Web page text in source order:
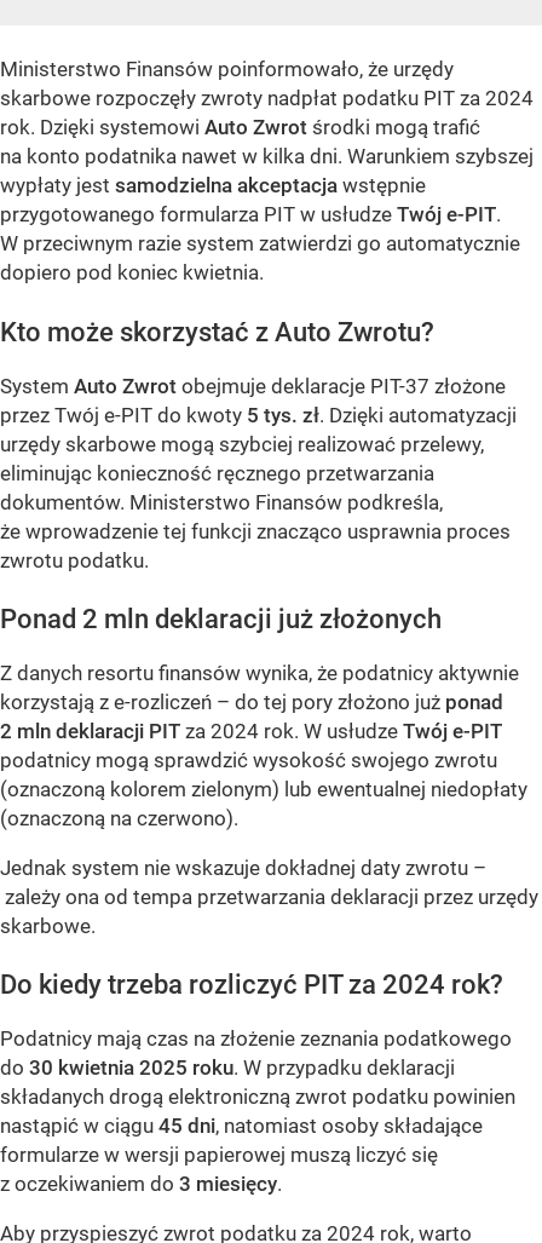
Ministerstwo Finansów poinformowało, że urzędy
skarbowe rozpoczęły zwroty nadpłat podatku PIT za 2024
rok. Dzięki systemowi Auto Zwrot środki mogą trafić
na konto podatnika nawet w kilka dni. Warunkiem szybszej
wypłaty jest samodzielna akceptacja wstępnie
przygotowanego formularza PIT w usłudze Twój e-PIT.
W przeciwnym razie system zatwierdzi go automatycznie
dopiero pod koniec kwietnia.
Kto może skorzystać z Auto Zwrotu?
System Auto Zwrot obejmuje deklaracje PIT-37 złożone
przez Twój e-PIT do kwoty 5 tys. zł. Dzięki automatyzacji
urzędy skarbowe mogą szybciej realizować przelewy,
eliminując konieczność ręcznego przetwarzania
dokumentów. Ministerstwo Finansów podkreśla,
że wprowadzenie tej funkcji znacząco usprawnia proces
zwrotu podatku.
Ponad 2 mln deklaracji już złożonych
Z danych resortu finansów wynika, że podatnicy aktywnie
korzystają z e-rozliczeń – do tej pory złożono już ponad
2 mln deklaracji PIT za 2024 rok. W usłudze Twój e-PIT
podatnicy mogą sprawdzić wysokość swojego zwrotu
(oznaczoną kolorem zielonym) lub ewentualnej niedopłaty
(oznaczoną na czerwono).
Jednak system nie wskazuje dokładnej daty zwrotu –
zależy ona od tempa przetwarzania deklaracji przez urzędy
skarbowe.
Do kiedy trzeba rozliczyć PIT za 2024 rok?
Podatnicy mają czas na złożenie zeznania podatkowego
do 30 kwietnia 2025 roku. W przypadku deklaracji
składanych drogą elektroniczną zwrot podatku powinien
nastąpić w ciągu 45 dni, natomiast osoby składające
formularze w wersji papierowej muszą liczyć się
z oczekiwaniem do 3 miesięcy.
Aby przyspieszyć zwrot podatku za 2024 rok, warto